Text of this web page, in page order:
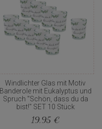
Windlichter Glas mit Motiv
Banderole mit Eukalyptus und
Spruch "Schön, dass du da
bist!" SET 10 Stück
19,95 €